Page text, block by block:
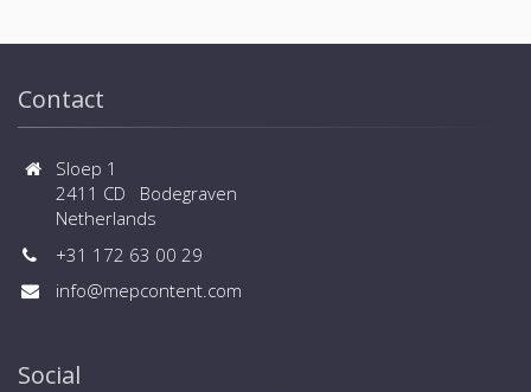
Contact
Sloep 1
2411 CD Bodegraven
Netherlands
+31 172 63 00 29
info@mepcontent.com
Social